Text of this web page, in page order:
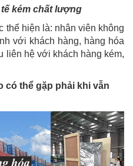
kém chất lượng
hiện là: nhân viên không
với khách hàng, hàng hóa
liên hệ với khách hàng kém,
có thể gặp phải khi vẫn